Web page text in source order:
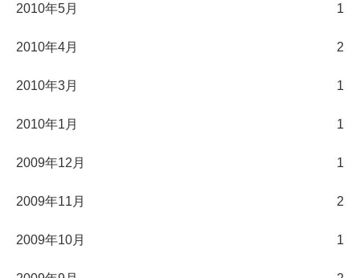
2010年5月 1
2010年4月 2
2010年3月 1
2010年1月 1
2009年12月 1
2009年11月 2
2009年10月 1